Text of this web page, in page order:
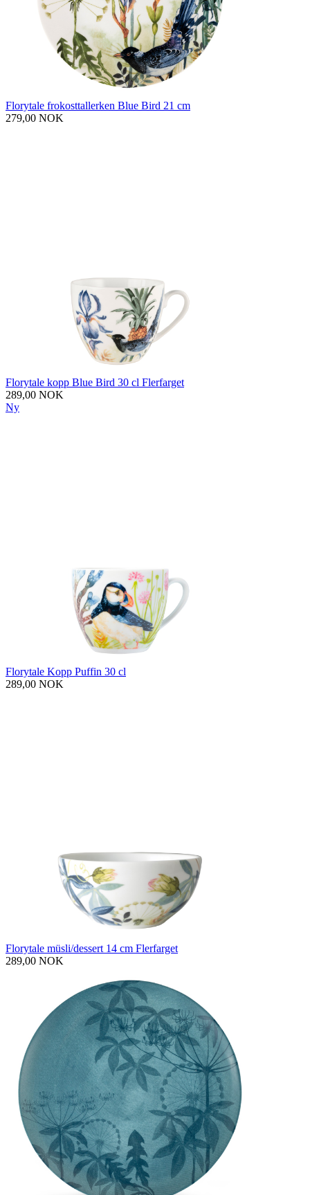
Florytale frokosttallerken Blue Bird 21 cm
279,00 NOK
Florytale kopp Blue Bird 30 cl Flerfarget
289,00 NOK
Ny
Florytale Kopp Puffin 30 cl
289,00 NOK
Florytale müsli/dessert 14 cm Flerfarget
289,00 NOK